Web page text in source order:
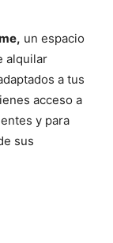
un espacio
alquilar
a tus
acceso a
y para
sus